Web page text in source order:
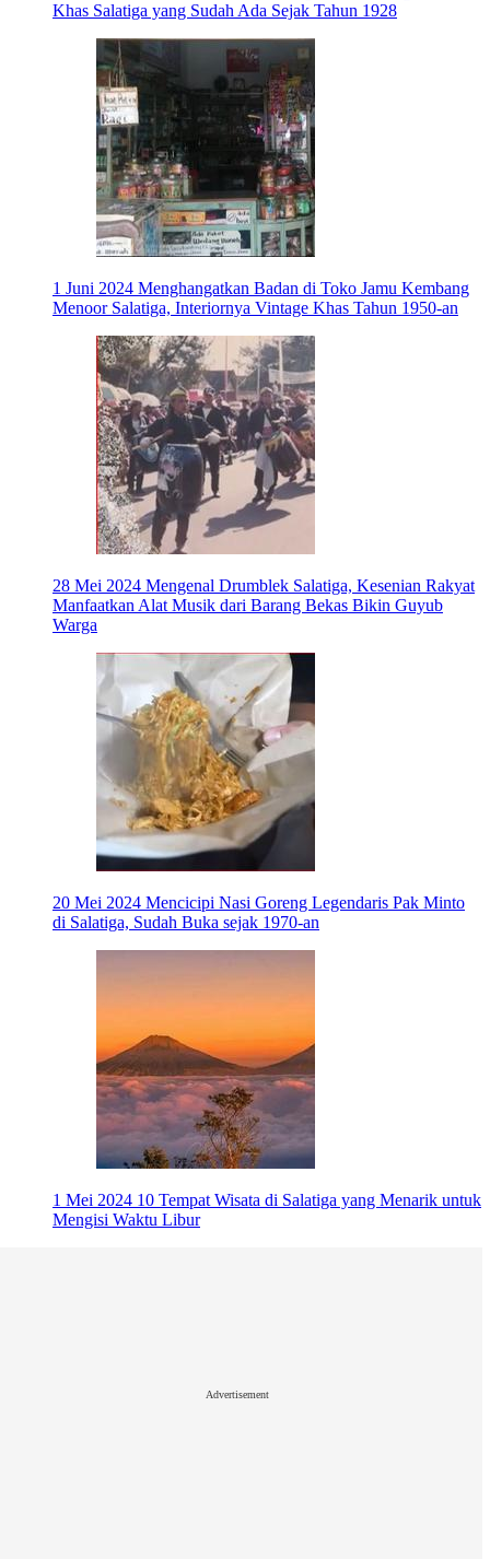
Khas Salatiga yang Sudah Ada Sejak Tahun 1928
1 Juni 2024 Menghangatkan Badan di Toko Jamu Kembang
Menoor Salatiga, Interiornya Vintage Khas Tahun 1950-an
28 Mei 2024 Mengenal Drumblek Salatiga, Kesenian Rakyat
Manfaatkan Alat Musik dari Barang Bekas Bikin Guyub
Warga
20 Mei 2024 Mencicipi Nasi Goreng Legendaris Pak Minto
di Salatiga, Sudah Buka sejak 1970-an
1 Mei 2024 10 Tempat Wisata di Salatiga yang Menarik untuk
Mengisi Waktu Libur
Advertisement